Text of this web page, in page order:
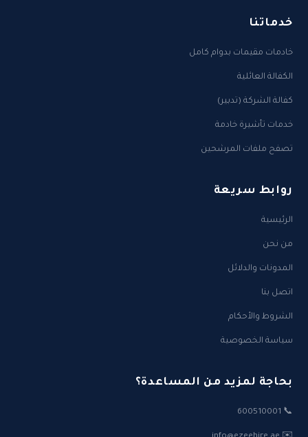
خدماتنا
خادمات مقيمات بدوام كامل
الكفالة العائلية
كفالة الشركة (تدبير)
خدمات تأشيرة خادمة
تصفح ملفات المرشحين
روابط سريعة
الرئيسية
من نحن
المدونات والدلائل
اتصل بنا
الشروط والأحكام
سياسة الخصوصية
بحاجة لمزيد من المساعدة؟
📞 600510001